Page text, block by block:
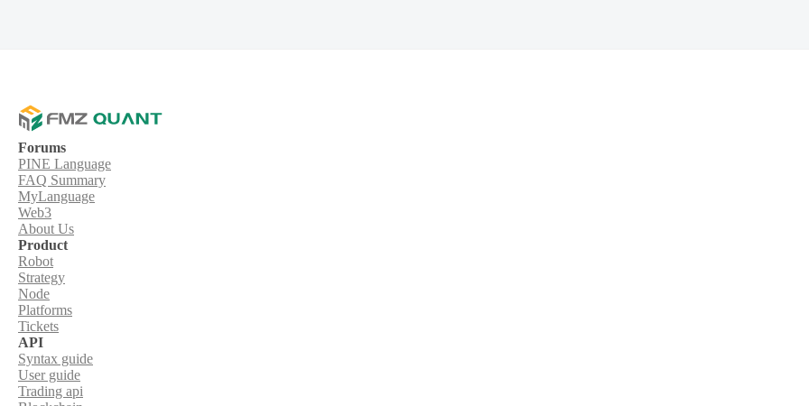
Forums
PINE Language
FAQ Summary
MyLanguage
Web3
About Us
Product
Robot
Strategy
Node
Platforms
Tickets
API
Syntax guide
User guide
Trading api